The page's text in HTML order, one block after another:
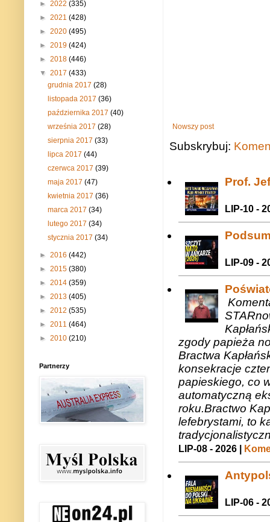
Nowszy post
Subskrybuj:
Prof.
LIP-10 -
LIP-09 -
zgody papieża
Bractwa
konsekracje
papieskiego, co
automatyczną
roku.Bractwo
lefebrystami, to
LIP-08 - 2026 |
LIP-06 -
► 2022 (335)
► 2021 (428)
► 2020 (495)
► 2019 (424)
► 2018 (446)
▼ 2017 (433)
grudnia 2017(28)
listopada 2017(36)
października 2017(40)
września 2017(28)
sierpnia 2017(33)
lipca 2017(44)
czerwca 2017(39)
maja 2017(47)
kwietnia 2017(36)
marca 2017(34)
lutego 2017(34)
stycznia 2017(34)
► 2016 (442)
► 2015 (380)
► 2014 (359)
► 2013 (405)
► 2012 (535)
► 2011 (464)
► 2010 (210)
Partnerzy